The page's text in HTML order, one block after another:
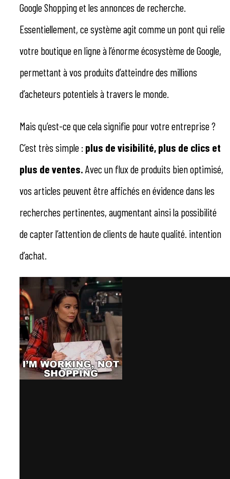
Google Shopping et les annonces de recherche.
Essentiellement, ce système agit comme un pont qui relie
votre boutique en ligne à l’énorme écosystème de Google,
permettant à vos produits d’atteindre des millions
d’acheteurs potentiels à travers le monde.
Mais qu’est-ce que cela signifie pour votre entreprise ?
C’est très simple : plus de visibilité, plus de clics et
plus de ventes. Avec un flux de produits bien optimisé,
vos articles peuvent être affichés en évidence dans les
recherches pertinentes, augmentant ainsi la possibilité
de capter l’attention de clients de haute qualité. intention
d’achat.